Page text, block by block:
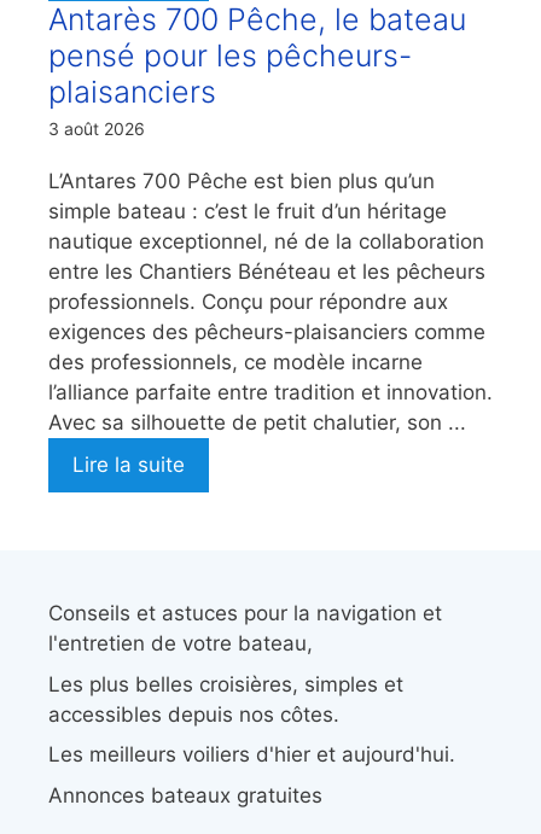
Antarès 700 Pêche, le bateau
pensé pour les pêcheurs-
plaisanciers
3 août 2026
L’Antares 700 Pêche est bien plus qu’un
simple bateau : c’est le fruit d’un héritage
nautique exceptionnel, né de la collaboration
entre les Chantiers Bénéteau et les pêcheurs
professionnels. Conçu pour répondre aux
exigences des pêcheurs-plaisanciers comme
des professionnels, ce modèle incarne
l’alliance parfaite entre tradition et innovation.
Avec sa silhouette de petit chalutier, son ...
Lire la suite
Conseils et astuces pour la navigation et
l'entretien de votre bateau,
Les plus belles croisières, simples et
accessibles depuis nos côtes.
Les meilleurs voiliers d'hier et aujourd'hui.
Annonces bateaux gratuites